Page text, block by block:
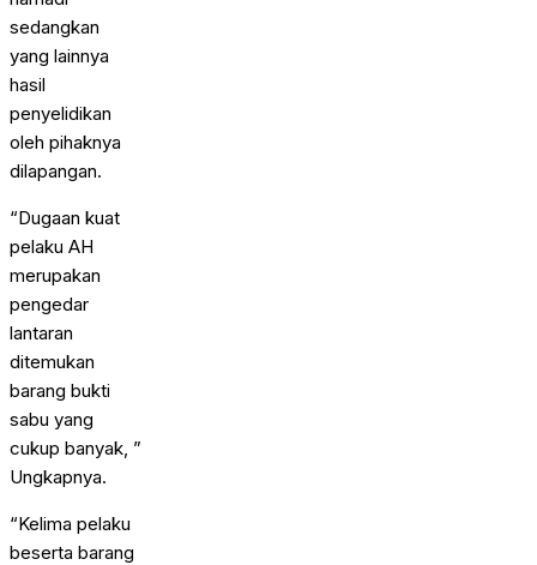
sedangkan
yang lainnya
hasil
penyelidikan
oleh pihaknya
dilapangan.
“Dugaan kuat
pelaku AH
merupakan
pengedar
lantaran
ditemukan
barang bukti
sabu yang
cukup banyak, ”
Ungkapnya.
“Kelima pelaku
beserta barang